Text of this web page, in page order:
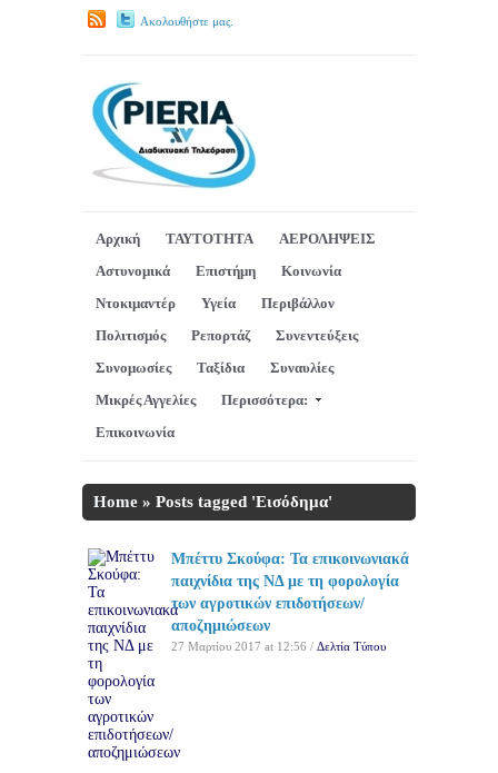
Ακολουθήστε μας.
Αρχική ΤΑΥΤΟΤΗΤΑ
ΑΕΡΟΛΗΨΕΙΣ
Αστυνομικά
Επιστήμη
Κοινωνία
Ντοκιμαντέρ
Υγεία
Περιβάλλον
Πολιτισμός
Ρεπορτάζ
Συνεντεύξεις
Συνομωσίες
Ταξίδια
Συναυλίες
Μικρές Αγγελίες
Περισσότερα:
Επικοινωνία
Home » Posts tagged 'Εισόδημα'
Μπέττυ Σκούφα: Τα επικοινωνιακά
παιχνίδια της ΝΔ με τη φορολογία
των αγροτικών επιδοτήσεων/
αποζημιώσεων
27 Μαρτίου 2017 at 12:56 / Δελτία Τύπου